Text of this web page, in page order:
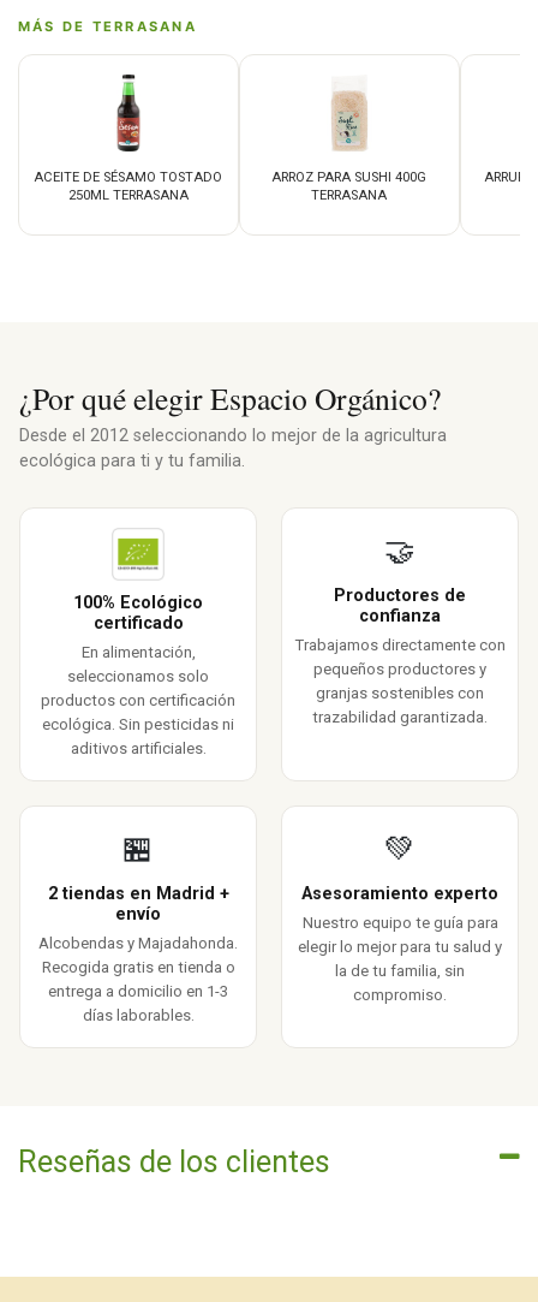
MÁS DE TERRASANA
ACEITE DE SÉSAMO TOSTADO
250ML TERRASANA
ARROZ PARA SUSHI 400G
TERRASANA
¿Por qué elegir Espacio Orgánico?
Desde el 2012 seleccionando lo mejor de la agricultura
ecológica para ti y tu familia.
100% Ecológico
certificado
En alimentación,
seleccionamos solo
productos con certificación
ecológica. Sin pesticidas ni
aditivos artificiales.
🤝
Productores de
confianza
Trabajamos directamente con
pequeños productores y
granjas sostenibles con
trazabilidad garantizada.
🏪
2 tiendas en Madrid +
envío
Alcobendas y Majadahonda.
Recogida gratis en tienda o
entrega a domicilio en 1-3
días laborables.
💚
Asesoramiento experto
Nuestro equipo te guía para
elegir lo mejor para tu salud y
la de tu familia, sin
compromiso.
Reseñas de los clientes